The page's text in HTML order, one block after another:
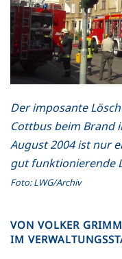
Der imposante
Cottbus beim Brand
August 2004 ist nur
gut funktionierende
Foto: LWG/Archiv
VON VOLKER
IM